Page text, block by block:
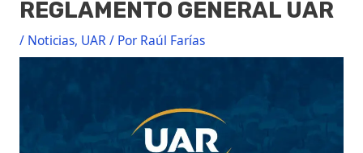
REGLAMENTO GENERAL UAR
/ Noticias, UAR/ Por Raúl Farías